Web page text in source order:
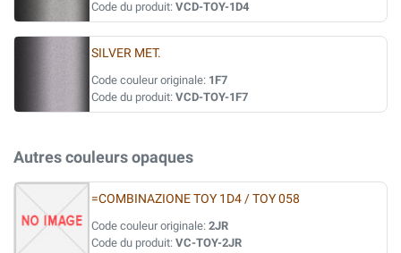
Code du produit: VCD-TOY-1D4
SILVER MET.
Code couleur originale: 1F7
Code du produit: VCD-TOY-1F7
Autres couleurs opaques
=COMBINAZIONE TOY 1D4 / TOY 058
Code couleur originale: 2JR
Code du produit: VC-TOY-2JR